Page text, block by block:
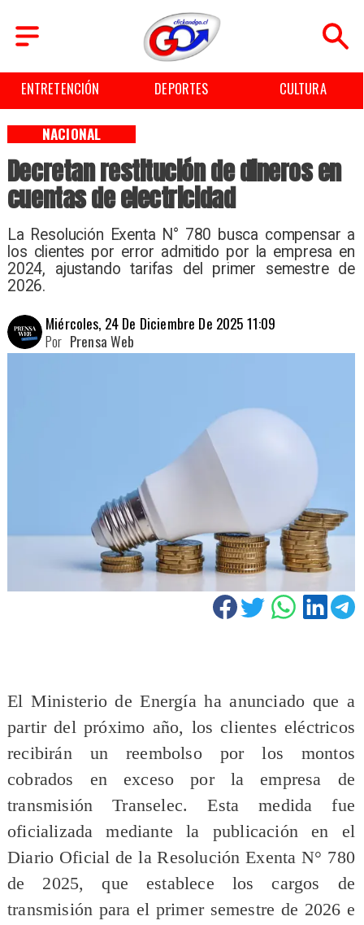
ENTRETENCIÓN DEPORTES CULTURA
Decretan restitución de dineros en
cuentas de electricidad
La Resolución Exenta N° 780 busca compensar a
los clientes por error admitido por la empresa en
2024, ajustando tarifas del primer semestre de
2026.
NACIONAL
Miércoles, 24 De Diciembre De 2025 11:09
Prensa Web
Por
El Ministerio de Energía ha anunciado que a
partir del próximo año, los clientes eléctricos
recibirán un reembolso por los montos
cobrados en exceso por la empresa de
transmisión Transelec. Esta medida fue
oficializada mediante la publicación en el
Diario Oficial de la Resolución Exenta N° 780
de 2025, que establece los cargos de
transmisión para el primer semestre de 2026 e